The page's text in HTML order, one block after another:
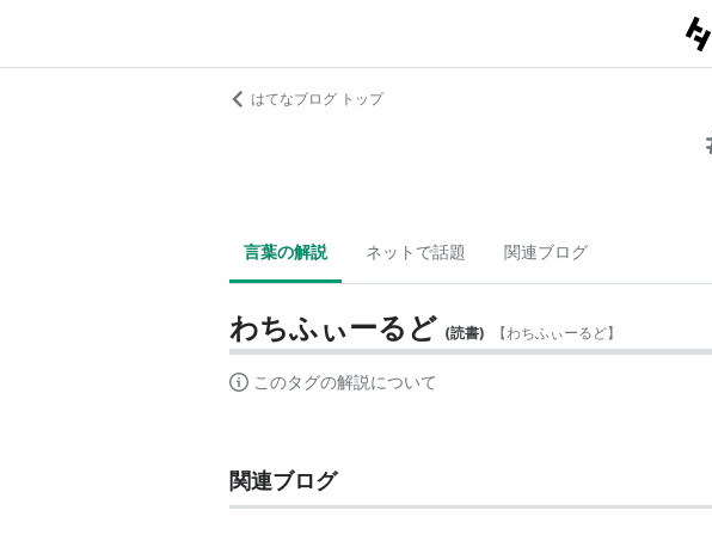
はてなブログ トップ
言葉の解説 ネットで話題 関連ブログ
わちふぃーるど (読書) 【わちふぃーるど】
このタグの解説について
関連ブログ